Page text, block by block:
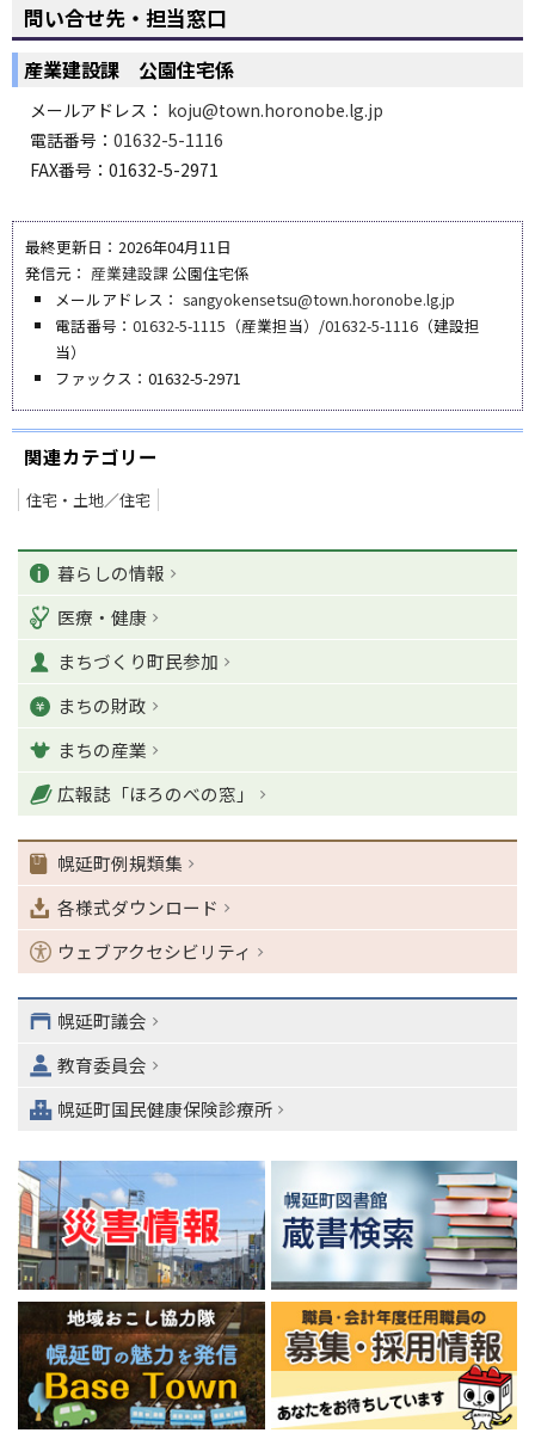
問い合せ先・担当窓口
産業建設課 公園住宅係
メールアドレス： koju@town.horonobe.lg.jp
電話番号： 01632-5-1116
FAX番号：01632-5-2971
最終更新日：2026年04月11日
発信元： 産業建設課 公園住宅係
メールアドレス：sangyokensetsu@town.horonobe.lg.jp
電話番号：01632-5-1115 （産業担当）/01632-5-1116 （建設担
当）
ファックス：01632-5-2971
関連カテゴリー
住宅・土地／住宅
カ
テ
ゴ
リ
ー
暮らしの情報
医療・健康
まちづくり町民参加
まちの財政
まちの産業
広報誌「ほろのべの窓」
幌延町例規類集
各様式ダウンロード
ウェブアクセシビリティ
幌延町議会
教育委員会
幌延町国民健康保険診療所